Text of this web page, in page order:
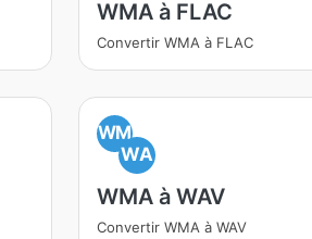
WMA à FLAC
Convertir WMA à FLAC
WM
WA
WMA à WAV
Convertir WMA à WAV